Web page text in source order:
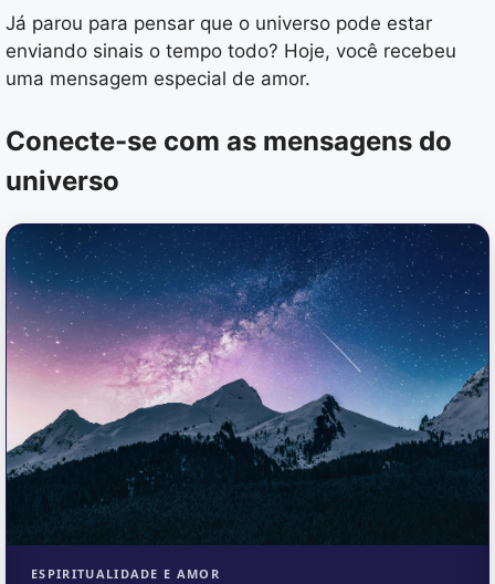
Já parou para pensar que o universo pode estar
enviando sinais o tempo todo? Hoje, você recebeu
uma mensagem especial de amor.
Conecte-se com as mensagens do
universo
ESPIRITUALIDADE E AMOR